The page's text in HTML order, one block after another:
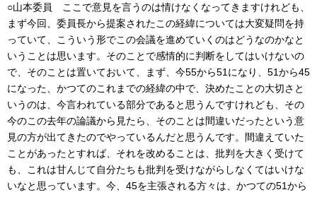
○山本委員 ここで意見を言うのは情けなくなってきますけれども、
まず今回、委員長から提案されたこの経緯については大変疑問を持
っていて、こういう形でこの会議を進めていくのはどうなのかなと
いうことは思います。そのことで感情的に判断をしてはいけないの
で、そのことは置いておいて、まず、今55から51になり、51から45
になった、かつてのこれまでの経緯の中で、決めたことの大切さと
いうのは、今言われている部分であると思うんですけれども、その
今のこの去年の論議から見たら、そのことは間違いだったという意
見の方が出てきたのでやっているんだと思うんです。間違えていた
ことがあったとすれば、それを改めることは、批判を大きく受けて
も、これは甘んじて自分たちも批判を受けながらしなくてはいけな
いなと思っています。今、45を主張される方々は、かつての51から